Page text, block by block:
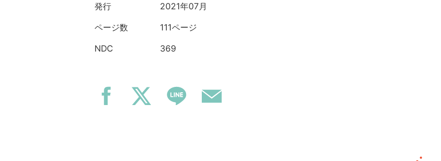
発行 2021年07月
ページ数 111ページ
NDC 369